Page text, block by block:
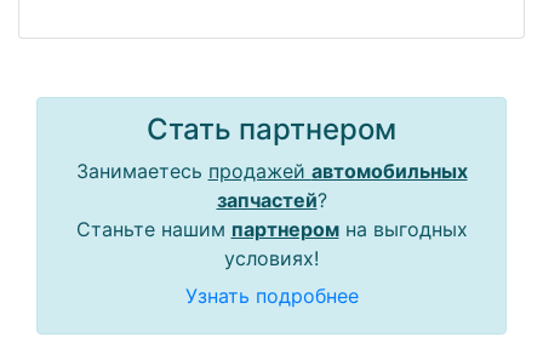
Стать партнером
Занимаетесь продажей автомобильных
запчастей?
Станьте нашим партнеромна выгодных
условиях!
Узнать подробнее